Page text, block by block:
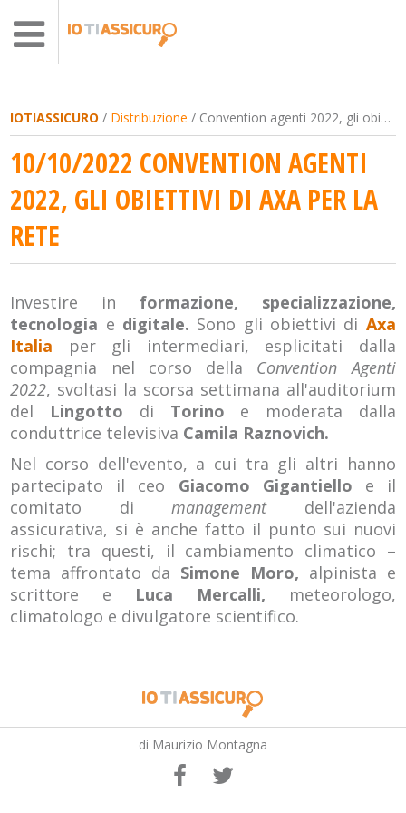
IOTIASSICURO / Distribuzione / Convention agenti 2022, gli obiettivi di Axa per la rete
10/10/2022 CONVENTION AGENTI
2022, GLI OBIETTIVI DI AXA PER LA
RETE
Investire in formazione, specializzazione,
tecnologia e digitale. Sono gli obiettivi di Axa
Italia per gli intermediari, esplicitati dalla
compagnia nel corso della Convention Agenti
2022, svoltasi la scorsa settimana all'auditorium
del Lingotto di Torino e moderata dalla
conduttrice televisiva Camila Raznovich.
Nel corso dell'evento, a cui tra gli altri hanno
partecipato il ceo Giacomo Gigantiello e il
comitato dimanagement dell'azienda
assicurativa, si è anche fatto il punto sui nuovi
rischi; tra questi, il cambiamento climatico –
tema affrontato da Simone Moro, alpinista e
scrittore e Luca Mercalli, meteorologo,
climatologo e divulgatore scientifico.
di Maurizio Montagna